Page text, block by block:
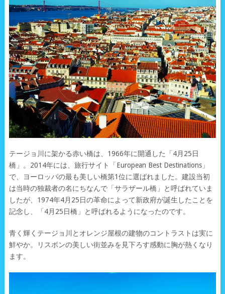
テージョ川に架かる赤い橋は、1966年に開通した「4月25日
橋」。2014年には、旅行サイト「European Best Destinations」
で、ヨーロッパの最も美しい橋第1位に選ばれました。建設当初
は当時の独裁者の名にちなんで「サラザール橋」と呼ばれていま
したが、1974年4月25日の革命によって新政府が誕生したことを
記念し、「4月25日橋」と呼ばれるようになったのです。
青く輝くテージョ川とオレンジ屋根の建物のコントラストは実に
鮮やか。リスボンの美しい街並みを見下ろす感動に胸が熱くなり
ます。